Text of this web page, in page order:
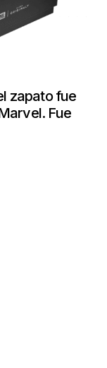
zapato fue
Fue